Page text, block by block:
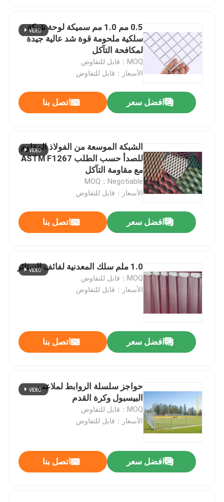
0.5 مم 1.0 مم سميكة لوحة شبكة
سلكية ملحومة قوة شد عالية جيدة
لمكافحة التآكل
MOQ：قابل للتفاوض
الأسعار：قابل للتفاوض
افضل سعر اتصل بنا
الشبكة الموسعة من الفولاذ المقاوم
للصدأ حسب الطلب ASTM F1267
مع مقاومة التآكل
MOQ：Negotiable
الأسعار：قابل للتفاوض
افضل سعر اتصل بنا
1.0 ملم سلك المعدنية لفائف الستائر
MOQ：قابل للتفاوض
الأسعار：قابل للتفاوض
افضل سعر اتصل بنا
حواجز سلسلة الروابط لملاعب
البيسبول وكرة القدم
MOQ：قابل للتفاوض
الأسعار：قابل للتفاوض
افضل سعر اتصل بنا